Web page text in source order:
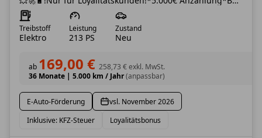
Treibstoff
Elektro
Leistung
213 PS
Zustand
Neu
ab 169,00 € 258,73 €exkl. MwSt.
36 Monate | 5.000 km / Jahr(anpassbar)
E-Auto-Förderung
vsl. November 2026
Inklusive: KFZ-Steuer
Loyalitätsbonus